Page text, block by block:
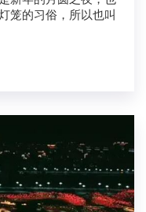
笼的习俗，所以也叫